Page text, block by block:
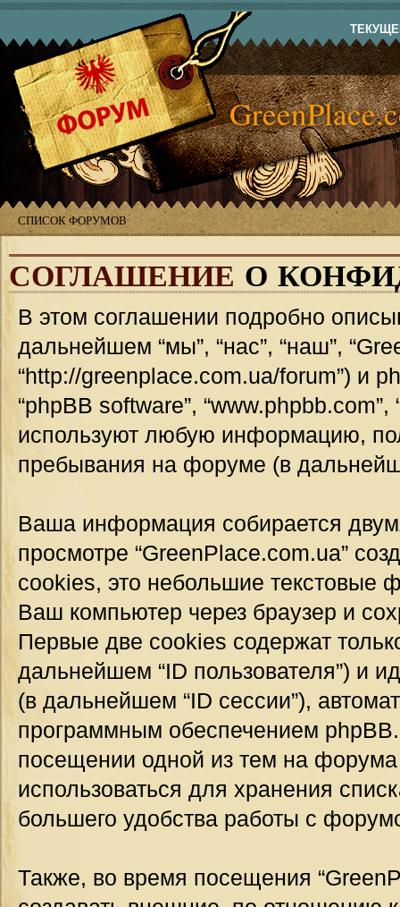
СПИСОК ФОРУМОВ
СОГЛАШЕНИЕ О
В этом соглашении подробно
дальнейшем “мы”, “нас”, “наш”,
“http://greenplace.com.ua/forum”) и
“phpBB software”, “www.phpbb.com”,
используют любую информацию,
пребывания на форуме (в
Ваша информация собирается
просмотре “GreenPlace.com.ua”
cookies, это небольшие текстовые
Ваш компьютер через браузер и
Первые две cookies содержат
дальнейшем “ID пользователя”) и
(в дальнейшем “ID сессии”),
программным обеспечением
посещении одной из тем на форума
использоваться для хранения
большего удобства работы с
Также, во время посещения